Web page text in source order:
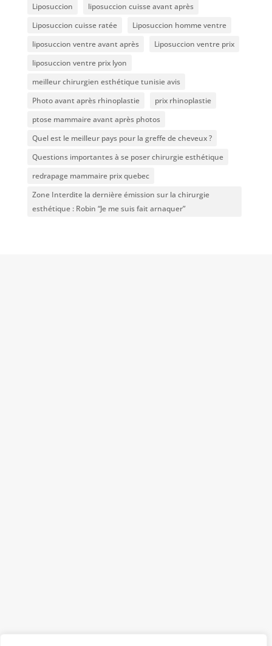
Liposuccion
liposuccion cuisse avant après
Liposuccion cuisse ratée
Liposuccion homme ventre
liposuccion ventre avant après
Liposuccion ventre prix
liposuccion ventre prix lyon
meilleur chirurgien esthétique tunisie avis
Photo avant après rhinoplastie
prix rhinoplastie
ptose mammaire avant après photos
Quel est le meilleur pays pour la greffe de cheveux ?
Questions importantes à se poser chirurgie esthétique
redrapage mammaire prix quebec
Zone Interdite la dernière émission sur la chirurgie
esthétique : Robin “Je me suis fait arnaquer”